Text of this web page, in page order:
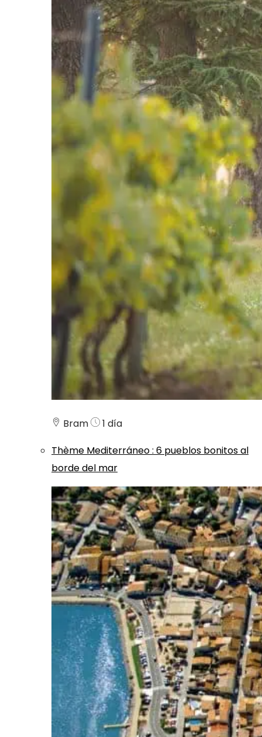
Bram
1 día
Thème Mediterráneo: 6 pueblos bonitos al
borde del mar